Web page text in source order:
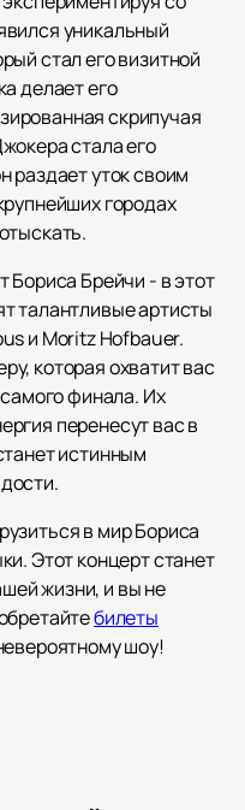
уникальный
стал его визитной
делает его
скрипучая
стала его
раздает уток своим
городах
Бориса Брейчи - в этот
талантливые артисты
и Moritz Hofbauer.
которая охватит вас
финала. Их
перенесут вас в
истинным
в мир Бориса
Этот концерт станет
жизни, и вы не
билеты
шоу!